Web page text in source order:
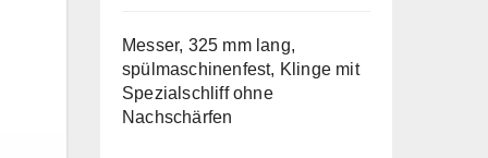
Messer, 325 mm lang,
spülmaschinenfest, Klinge mit
Spezialschliff ohne
Nachschärfen